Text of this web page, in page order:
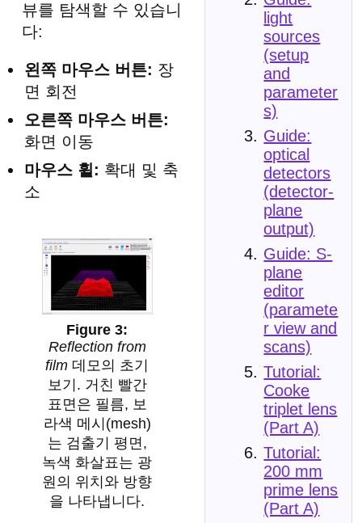
light
sources
(setup
and
parameter
s)
Guide:
optical
detectors
(detector-
plane
output)
Guide: S-
plane
editor
(paramete
r view and
scans)
Tutorial:
Cooke
triplet lens
(Part A)
Tutorial:
200 mm
prime lens
(Part A)
뷰를 탐색할 수 있습니
다:
왼쪽 마우스 버튼: 장
면 회전
오른쪽 마우스 버튼:
화면 이동
마우스 휠: 확대 및 축
소
Reflection from
film 데모의 초기
보기. 거친 빨간
표면은 필름, 보
라색 메시(mesh)
는 검출기 평면,
녹색 화살표는 광
원의 위치와 방향
을 나타냅니다.